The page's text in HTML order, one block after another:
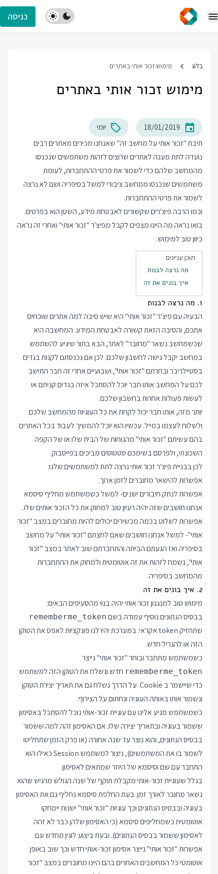
כניסה
בלוג מימוש זכור אותי באתרים
מימוש זכור אותי באתרים
18/01/2019
יומי
תיבת "זכור אותי על מחשב זה" שאנחנו מכירים מאתרים רבים
נועדה לתת מענה לאתרים שרוצים לזהות משתמשים שנכנסו
מהמחשב שלהם כדי לשמור את פרטי ההתחברות, לעומת
משתמשים שנכנסו ממחשב ציבורי למשל בסיפריה ושם לא נרצה
לשמור את פרטי ההתחברות.
וכמו הרבה פיצ'רים שקשורים לאבטחת מידע, השטן הוא בפרטים.
בואו נראה מה היינו מצפים לקבל מפיצ'ר "זכור אותי" ואחרי זה נראה
כיוון טוב למימוש.
תוכן עניינים
מה נרצה לבנות
איך בונים את זה
1. מה נרצה לבנות
הבעיה עם פיצ'ר "זכור אותי" היא שיש סיבה למה אתרים שוכחים
אתכם, והסיבה הזאת קשורה לאבטחת המידע. המחשבה היא
שכשמחשב נשאר "מחובר" לאתר, הבא בתור שיגיע להשתמש
במחשב יקבל גישה לחשבון שלכם. לכן אם נכנסתם לקנות בגדים
בסטיילריבר ובחרתם "זכור אותי", ושבועיים אחרי זה חבר התישב
לכם על המחשב אותו חבר יוכל להסתכל איזה בגדים קניתם או
לעשות פעולות אחרות בחשבון שלכם.
יותר מזה, אותו חבר יכול לקחת את כל העוגיות מהמחשב שלכם
ולשלוח לעצמו במייל. עכשיו הוא יוכל להמשיך לעבוד בכל האתרים
בהם עשיתם "זכור אותי" מהנוחות של הבית שלו או של הקפה
השכונתי, ולפרסם בשימכם סטטוסים מביכים בפייסבוק.
לכן בבניית פיצ'ר זכור אותי נרצה לתת למשתמשים שלנו:
אפשרות להישאר מחוברים לזמן ארוך.
אפשרות לנתק חיבורים ישנים- למשל כשמשתמש מחליף סיסמא
אנחנו חושבים שזה יהיה רעיון טוב למחוק את כל הזכור אותים שלו.
אפשרות לשלוט בכמה מכשירים יכולים להיות מחוברים במצב "זכור
אותי"- למשל אנחנו חושבים שאם לחצתם "זכור אותי" על מחשב
בסיפריה ואז הגעתם הביתה והתחברתם שוב לאתר במצב "זכור
אותי", נשמח לזהות את זה אוטומטית ולמחוק את ההתחברות
מהמחשב בסיפריה.
2. איך בונים את זה
מימוש טוב למנגנון זכור אותי יהיה בנוי מהסעיפים הבאים:
בבסיס הנתונים נוסיף עמודה בשם rememberme_token
שתחזיק token אקראי. במערכת יהיו לנו פונקציות לאפס את הטוקן
הזה או להגריל חדש.
כשמשתמש מתחבר ובוחר "זכור אותי" נייצר
rememberme_token חדש ונשלח את הטוקן הזה למשתמש
כדי שיישמר ב Cookie. על הדרך נשלח גם את תאריך יצירת הטוקן
ונשמור אותו באותה העוגיה ונחתום על הצירוף.
כשמשתמש מגיע אלינו עם עוגיית זכור-אותי נוכל להסתכל באסימון
ששמור בעוגיה ובתאריך יצירה שלו. אם האסימון זהה למה ששמור
בבסיס הנתונים, והוא נוצר עד שנה אחורה (או פרק הזמן שתחליטו
לשמור בו את המשתמשים), ניצור למשתמש Session כאילו הוא
התחבר עם שם וסיסמא של היוזר שמתאים לאסימון.
בגלל שעוגיית זכור-אותי מקבלת תוקף של שנה הגולש מרגיש שהוא
נשאר מחובר לאורך זמן. בעת החלפת סיסמא נחליף גם את האסימון
בעוגיה ובבסיס הנתונים וכך עוגיות "זכור אותי" ישנות יימחקו
אוטומטית כשמחליפים סיסמא (כי האסימון שלהן כבר לא זהה
לאסימון ששמור בבסיס הנתונים). ובעת ביצוע לוגין מחדש עם
אפשרות "זכור אותי" נייצר אסימון זכור-אותי חדש וכך שוב באופן
אוטומטי כל המחשבים האחרים בהם היינו מחוברים במצב "זכור